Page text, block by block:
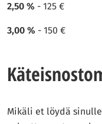
2,50 % - 125 €
3,00 % - 150 €
Mikäli et löydä